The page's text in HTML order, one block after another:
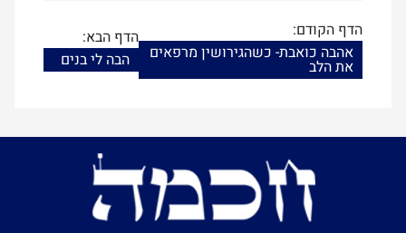
הדף הקודם:
אהבה כואבת- כשהגירושין מרפאים
את הלב
הדף הבא:
הבה לי בנים